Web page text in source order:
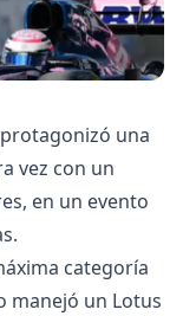
una
vez con un
en un evento
categoría
manejó un Lotus